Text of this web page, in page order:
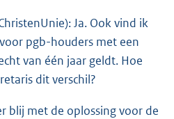
Ja. Ook vind ik
pgb-houders met een
van één jaar geldt. Hoe
dit verschil?
blij met de oplossing voor de